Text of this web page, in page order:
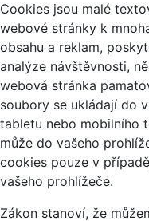
Cookies jsou malé
webové stránky k
obsahu a reklam,
analýze návštěvnosti,
webová stránka
soubory se ukládají do
tabletu nebo mobilního
může do vašeho
cookies pouze v
vašeho prohlížeče.
Zákon stanoví, že